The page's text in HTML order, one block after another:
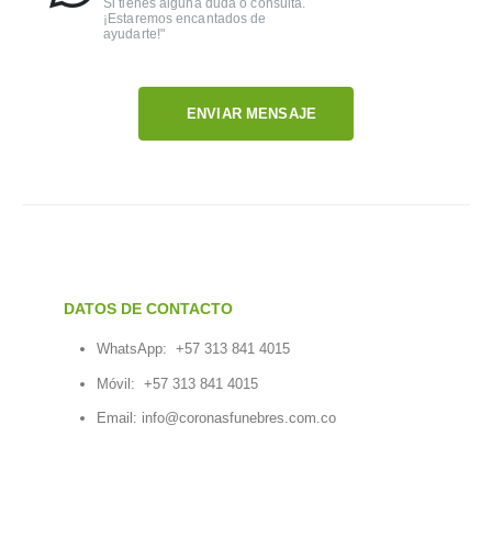
Si tienes alguna duda o consulta.
¡Estaremos encantados de
ayudarte!"
ENVIAR MENSAJE
DATOS DE CONTACTO
WhatsApp: +57 313 841 4015
Móvil: +57 313 841 4015
Email: info@coronasfunebres.com.co